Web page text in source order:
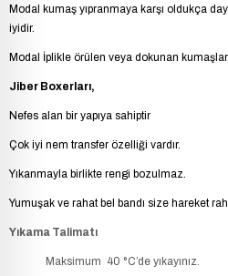
Modal kumaş yıpranmaya karşı oldukça
iyidir.
Modal İplikle örülen veya dokunan
Jiber Boxerları,
Nefes alan bir yapıya sahiptir
Çok iyi nem transfer özelliği vardır.
Yıkanmayla birlikte rengi bozulmaz.
Yumuşak ve rahat bel bandı size hareket
Yıkama Talimatı
Maksimum 40 °C’de yıkayınız.